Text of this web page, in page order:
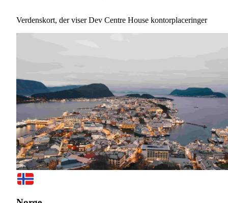
Verdenskort, der viser Dev Centre House kontorplaceringer